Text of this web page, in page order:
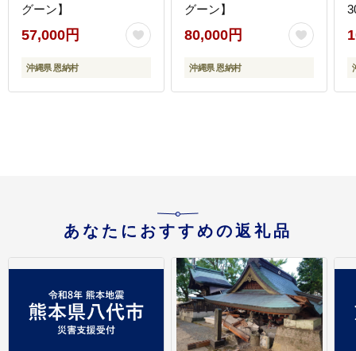
グーン】
57,000円
沖縄県 恩納村
グーン】
80,000円
沖縄県 恩納村
あなたにおすすめの返礼品